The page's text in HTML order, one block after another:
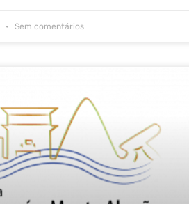
Sem comentários